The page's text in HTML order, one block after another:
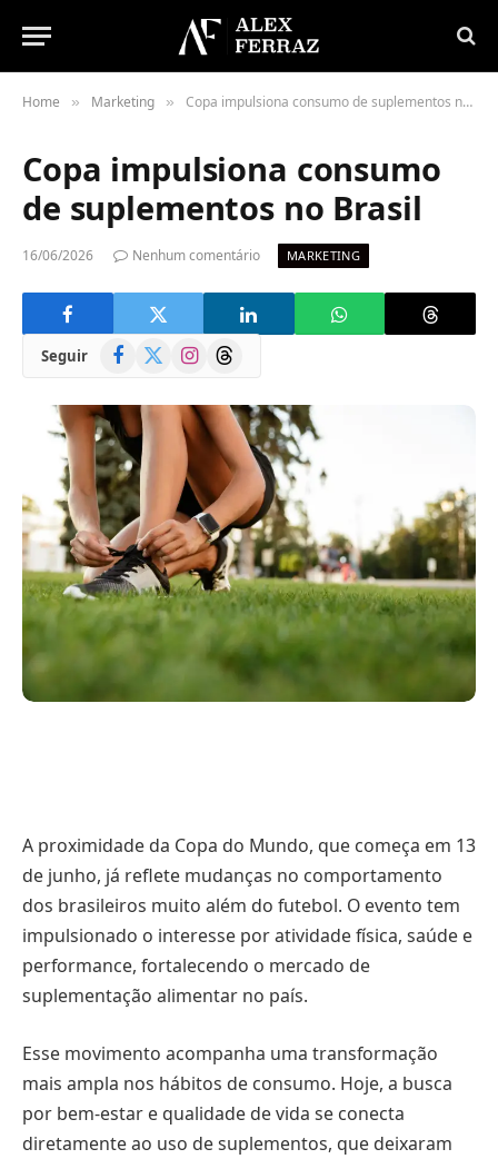
Home » Marketing » Copa impulsiona consumo de suplementos no Brasil
Copa impulsiona consumo
de suplementos no Brasil
16/06/2026 Nenhum comentário MARKETING
Seguir Facebook
(Twitter)
InstagramThreads
A proximidade da Copa do Mundo, que começa em 13
de junho, já reflete mudanças no comportamento
dos brasileiros muito além do futebol. O evento tem
impulsionado o interesse por atividade física, saúde e
performance, fortalecendo o mercado de
suplementação alimentar no país.
Esse movimento acompanha uma transformação
mais ampla nos hábitos de consumo. Hoje, a busca
por bem-estar e qualidade de vida se conecta
diretamente ao uso de suplementos, que deixaram